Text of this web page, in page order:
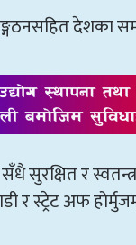
देशका
सुरक्षित र
स्ट्रेट अफ